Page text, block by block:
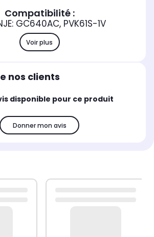
Compatibilité :
GC640AC, PVK61S-1V
Voir plus
nos clients
disponible pour ce produit
Donner mon avis